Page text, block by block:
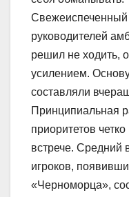
Свежеиспеченный
руководителей
решил не ходить,
усилением.
составляли
Принципиальная
приоритетов
встрече. Средний
игроков,
«Черноморца»,